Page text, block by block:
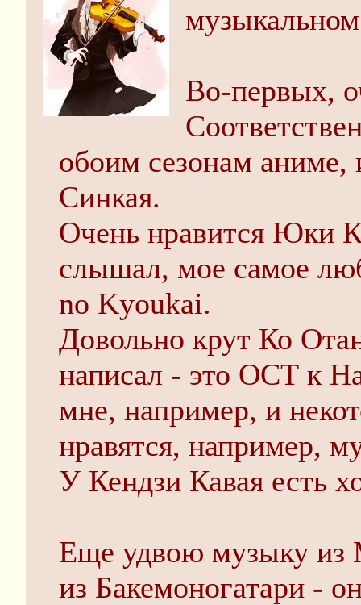
Во-первых,
обоим сезонам
Синкая.
Очень нравится Юки
слышал, мое самое
no Kyoukai.
Довольно крут Ко
написал - это ОСТ к
мне, например, и
нравятся, например,
У Кендзи Кавая есть
Еще удвою музыку
из Бакемоногатари -